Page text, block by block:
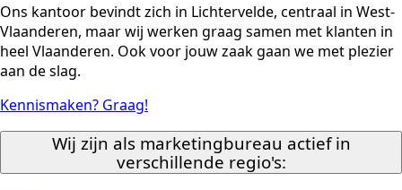
Ons kantoor bevindt zich in Lichtervelde, centraal in West-
Vlaanderen, maar wij werken graag samen met klanten in
heel Vlaanderen. Ook voor jouw zaak gaan we met plezier
aan de slag.
Kennismaken? Graag!
Wij zijn als marketingbureau actief in
verschillende regio's: